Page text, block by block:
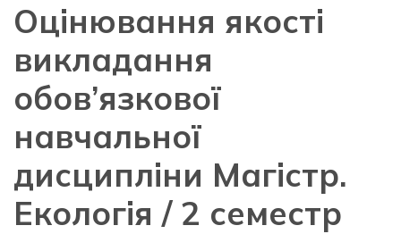
Оцінювання якості
викладання
обов’язкової
навчальної
дисципліни Магістр.
Екологія / 2 семестр